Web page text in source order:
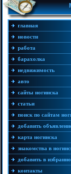
главная
новости
работа
барахолка
недвижимость
авто
сайты ногинска
статьи
поиск по сайтам
добавить
карта ногинска
знакомства в
добавить в
контакты